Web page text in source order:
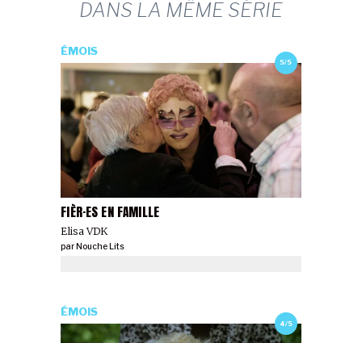
DANS LA MÊME SÉRIE
5/5
FIÈR·ES EN FAMILLE
Elisa VDK
ÉMOIS
parNouche Lits
4/5
ÉMOIS